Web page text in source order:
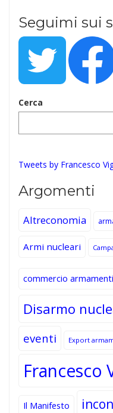
Seguimi sui
Cerca
Tweets by Francesco
Argomenti
Altreconomia
Armi nucleari
commercio armamenti
Disarmo
eventi Export
Francesco
Il Manifesto